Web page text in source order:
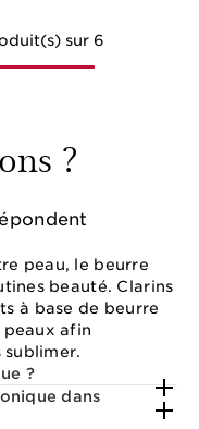
sur 6
?
peau, le beurre
beauté. Clarins
à base de beurre
afin
?
dans